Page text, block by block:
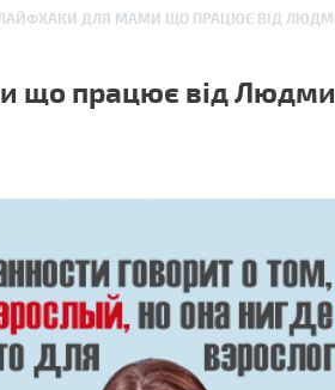
ДЛЯ МАМИ ЩО ПРАЦЮЄ ВІД
що працює від